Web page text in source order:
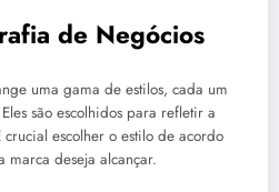
de Negócios
uma gama de estilos, cada um
são escolhidos para refletir a
escolher o estilo de acordo
marca deseja alcançar.